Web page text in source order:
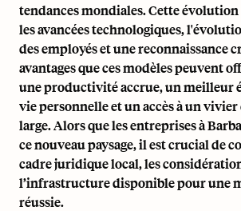
tendances mondiales. Cette
les avancées technologiques,
des employés et une reconnaissance
avantages que ces modèles peuvent
une productivité accrue, un meilleur
vie personnelle et un accès à un
large. Alors que les entreprises à
ce nouveau paysage, il est crucial de
cadre juridique local, les
l’infrastructure disponible pour une
réussie.